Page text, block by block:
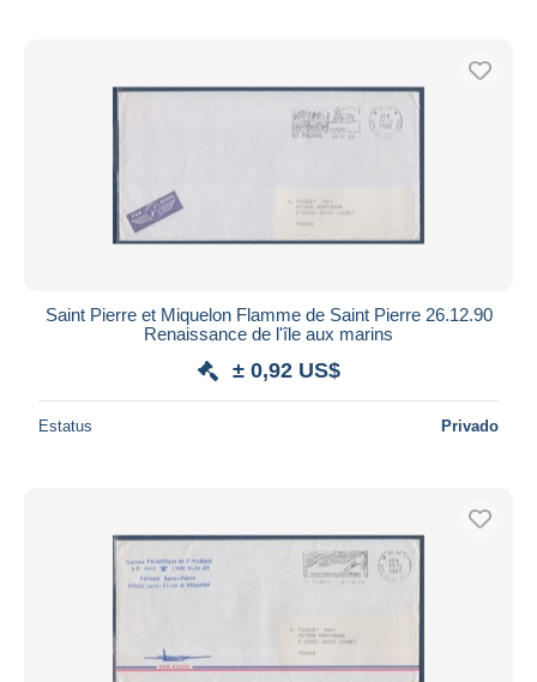
Saint Pierre et Miquelon Flamme de Saint Pierre 26.12.90
Renaissance de l'île aux marins
± 0,92 US$
Estatus Privado